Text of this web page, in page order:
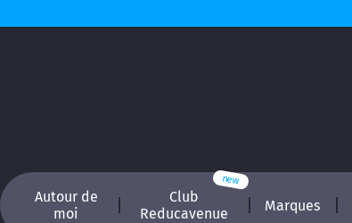
Autour de
moi
Club
Reducavenue
Marques